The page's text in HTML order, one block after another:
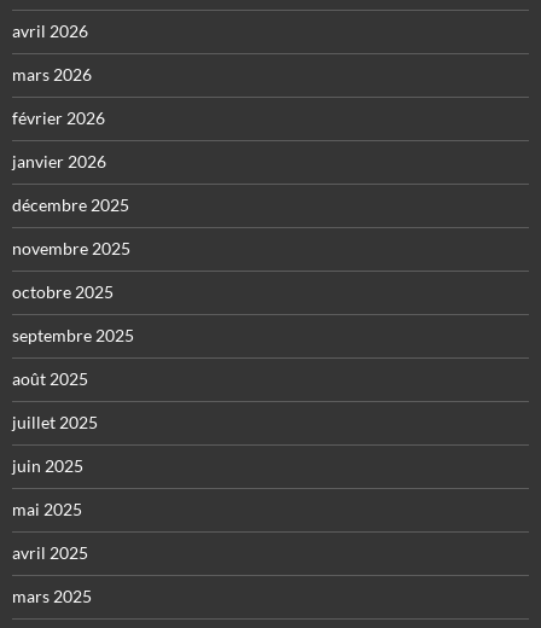
avril 2026
mars 2026
février 2026
janvier 2026
décembre 2025
novembre 2025
octobre 2025
septembre 2025
août 2025
juillet 2025
juin 2025
mai 2025
avril 2025
mars 2025